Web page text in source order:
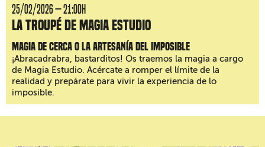
25/02/2026 — 21:00H
La Troupé de Magia Estudio
Magia de cerca o la artesanía del imposible
¡Abracadrabra, bastarditos! Os traemos la magia a cargo
de Magia Estudio. Acércate a romper el límite de la
realidad y prepárate para vivir la experiencia de lo
imposible.